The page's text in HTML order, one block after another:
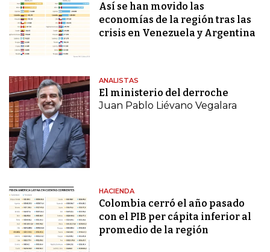
Así se han movido las
economías de la región tras las
crisis en Venezuela y Argentina
ANALISTAS
El ministerio del derroche
Juan Pablo Liévano Vegalara
HACIENDA
Colombia cerró el año pasado
con el PIB per cápita inferior al
promedio de la región